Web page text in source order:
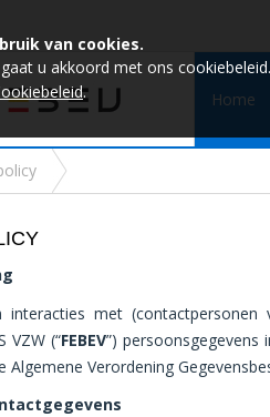
Home
met (contactpersonen
VZW (“FEBEV”)
Algemene Verordening
van cookies.
u akkoord met ons
.